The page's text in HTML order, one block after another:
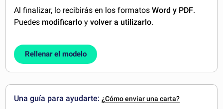
Al finalizar, lo recibirás en los formatosWord y PDF.
Puedes modificarlo yvolver a utilizarlo.
Rellenar el modelo
Una guía para ayudarte:¿Cómo enviar una carta?